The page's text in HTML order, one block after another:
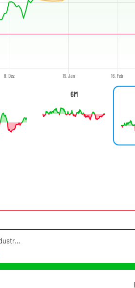
8. Dez 19. Jan 16. Feb
6M
Infront USA 30 Industrial